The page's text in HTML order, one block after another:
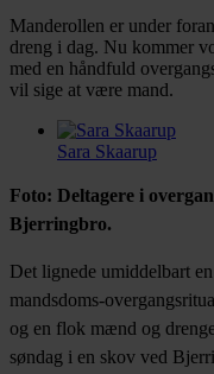
Manderollen er under
dreng i dag. Nu kommer
med en håndfuld
vil sige at være mand.
Sara Skaarup
Facebook
Twitter
LinkedIn
Email
Foto: Deltagere i
Bjerringbro.
Det lignede umiddelbart
mandsdoms-
og en flok mænd og
søndag i en skov ved